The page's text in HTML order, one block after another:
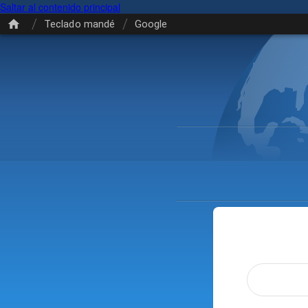
Saltar al contenido principal
/ Teclado mandé / Google